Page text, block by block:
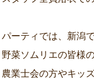
パーティでは、新潟
野菜ソムリエの皆様
農業士会の方やキッ